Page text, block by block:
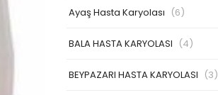
Ayaş Hasta Karyolası (6)
BALA HASTA KARYOLASI (4)
BEYPAZARI HASTA KARYOLASI (3)